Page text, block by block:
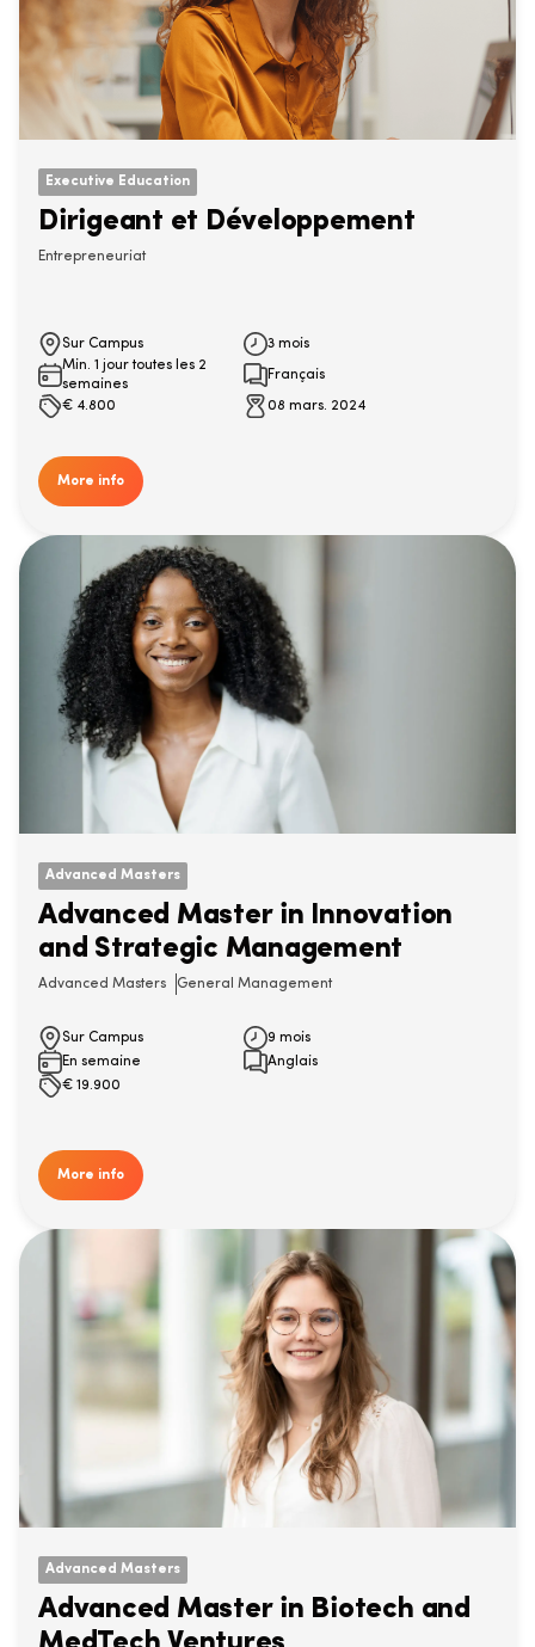
Executive Education
Dirigeant et Développement
Entrepreneuriat
Sur Campus
3 mois
Min. 1 jour toutes les 2
semaines
Français
€ 4.800 08 mars. 2024
More info
Advanced Masters
Advanced Master in Innovation
and Strategic Management
Advanced Masters General Management
Sur Campus
9 mois
En semaine
Anglais
€ 19.900
More info
Advanced Masters
Advanced Master in Biotech and